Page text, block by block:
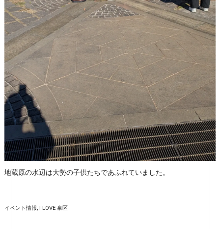
地蔵原の水辺は大勢の子供たちであふれていました。
イベント情報 I LOVE 泉区